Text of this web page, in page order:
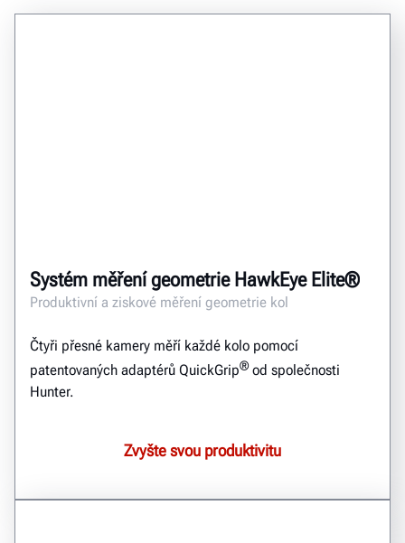
Systém měření geometrie HawkEye Elite®
Produktivní a ziskové měření geometrie kol
Čtyři přesné kamery měří každé kolo pomocí
patentovaných adaptérů QuickGrip®od společnosti
Hunter.
Zvyšte svou produktivitu